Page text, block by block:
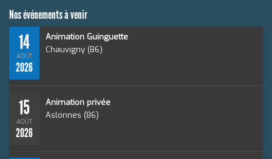
Nos événements à venir
14
AOÛT
2026
Animation Guinguette
Chauvigny (86)
15
AOÛT
2026
Animation privée
Aslonnes (86)